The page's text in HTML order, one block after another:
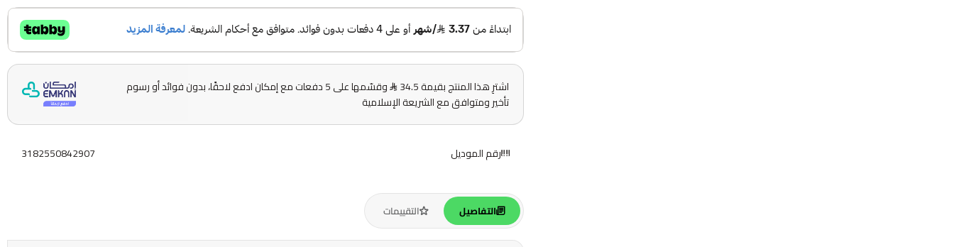
اشترِ هذا المنتج بقيمة 34.5
وقسّمها على 5 دفعات مع إمكان ادفع لاحقًا، بدون فوائد أو رسوم
تأخير ومتوافق مع الشريعة الإسلامية
رقم الموديل 3182550842907
التفاصيل التقييمات